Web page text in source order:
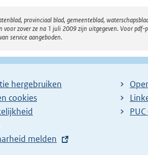
provinciaal blad, gemeenteblad,
zover ze na 1 juli 2009 zijn uitgegeven. Voor
service aangeboden.
hergebruiken
cookies
melden